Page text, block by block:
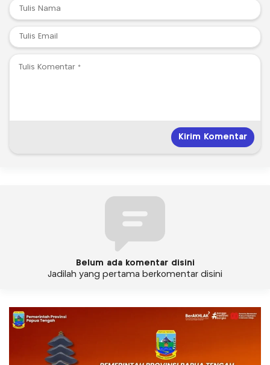
Belum ada komentar disini
Jadilah yang pertama berkomentar disini